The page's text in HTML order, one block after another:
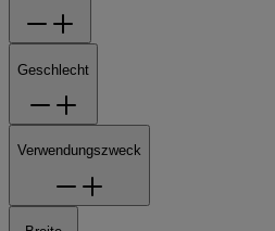
Geschlecht
Verwendungszweck